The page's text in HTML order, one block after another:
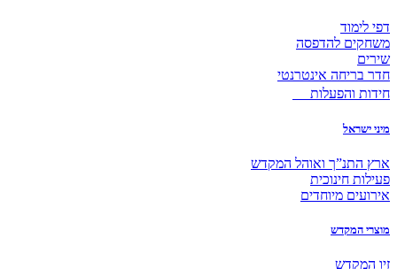
דפי לימוד
משחקים להדפסה
שירים
חדר בריחה אינטרנטי
חידות והפעלות
מיני ישראל
ארץ התנ”ך ואוהל המקדש
פעילות חינוכית
אירועים מיוחדים
מוצרי המקדש
זיו המקדש